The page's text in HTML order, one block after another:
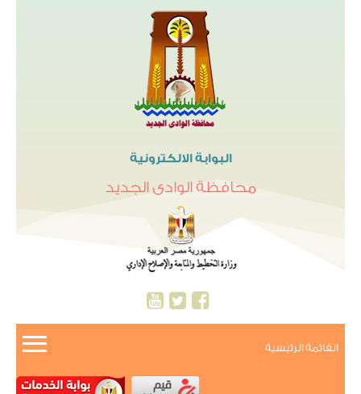
البوابة الالكترونية
محافظة الوادى الجديد
القائمة الرئيسية